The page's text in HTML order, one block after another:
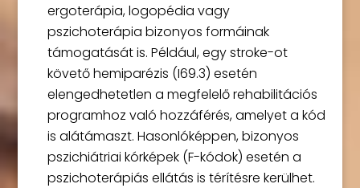
ergoterápia, logopédia vagy
pszichoterápia bizonyos formáinak
támogatását is. Például, egy stroke-ot
követő hemiparézis (I69.3) esetén
elengedhetetlen a megfelelő rehabilitációs
programhoz való hozzáférés, amelyet a kód
is alátámaszt. Hasonlóképpen, bizonyos
pszichiátriai kórképek (F-kódok) esetén a
pszichoterápiás ellátás is térítésre kerülhet.